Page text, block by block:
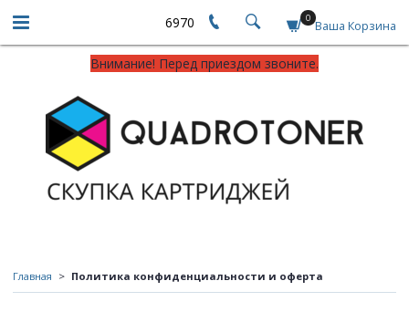
6970 0 Ваша Корзина
Внимание! Перед приездом звоните.
Главная Политика конфиденциальности и оферта